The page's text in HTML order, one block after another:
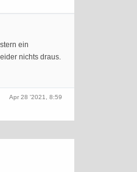
ein
nichts draus.
Apr 28 '2021, 8:59